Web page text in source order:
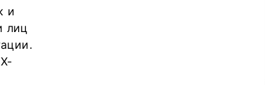
и
лиц